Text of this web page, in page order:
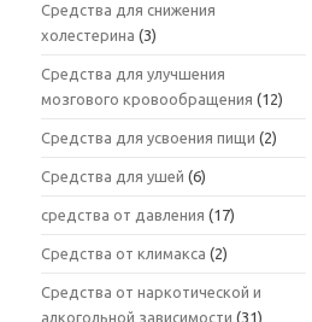
Средства для снижения
холестерина (3)
Средства для улучшения
мозгового кровообращения (12)
Средства для усвоения пищи (2)
Средства для ушей (6)
средства от давления (17)
Средства от климакса (2)
Средства от наркотической и
алкогольной зависимости (31)